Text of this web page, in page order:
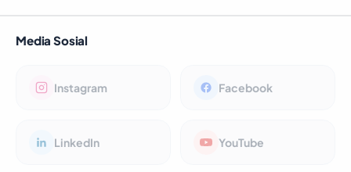
Media Sosial
Instagram Facebook
LinkedIn YouTube